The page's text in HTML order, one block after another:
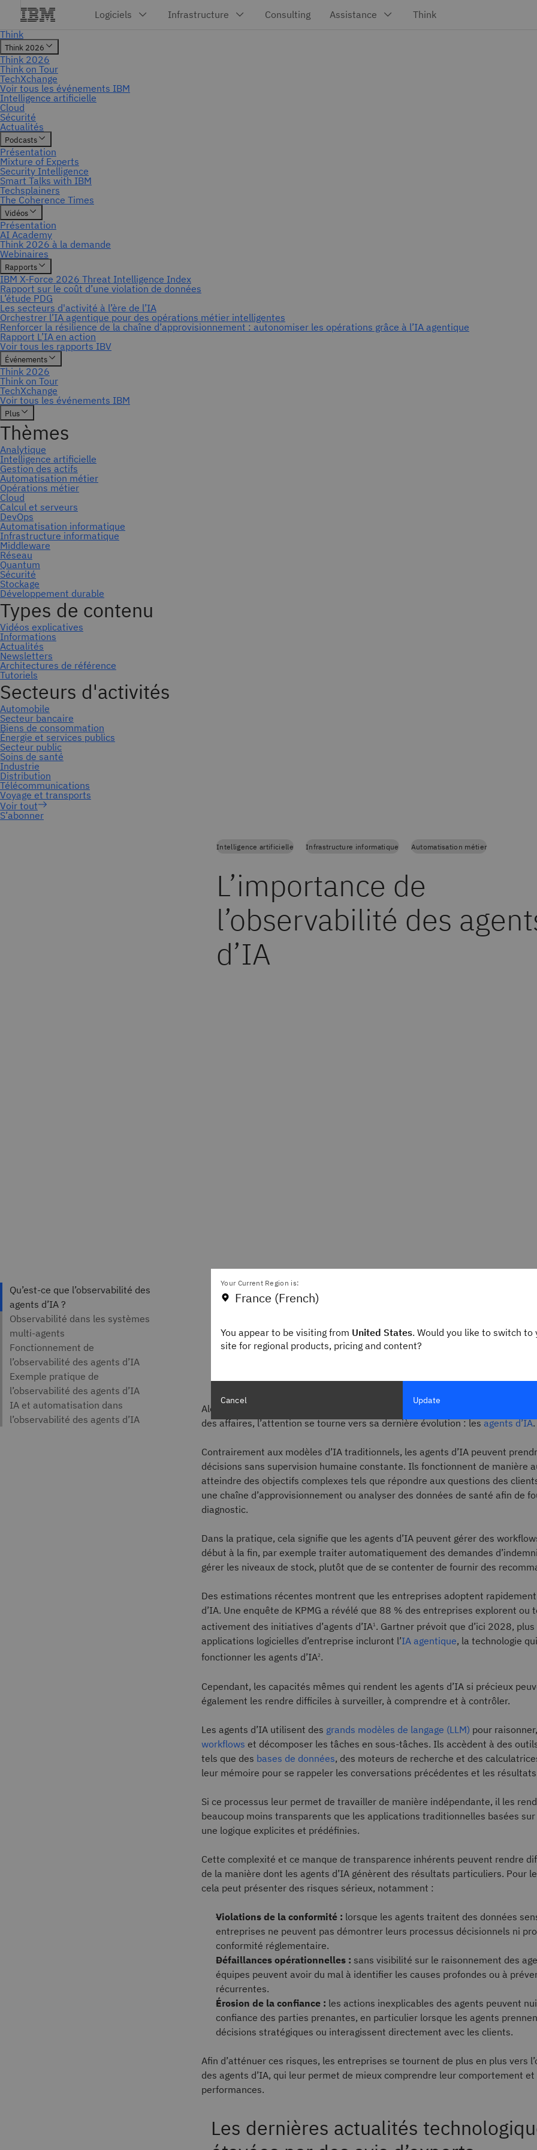
S’abonner
Intelligence artificielle Infrastructure informatique Automatisation métier
L’importance de
l’observabilité des
d’IA
Gregg Lindemulder
Staff Writer
IBM Think
Annie Badman
Alors que l’engouement pour l’ intelligence artificielle (IA)
des affaires, l’attention se tourne vers sa dernière évolution : lesagents d’IA.
Contrairement aux modèles d’IA traditionnels, les agents d’IA peuvent
décisions sans supervision humaine constante. Ils fonctionnent de manière
atteindre des objectifs complexes tels que répondre aux questions des
une chaîne d’approvisionnement ou analyser des données de santé afin de
diagnostic.
Dans la pratique, cela signifie que les agents d’IA peuvent gérer des
début à la fin, par exemple traiter automatiquement des demandes
gérer les niveaux de stock, plutôt que de se contenter de fournir des
Des estimations récentes montrent que les entreprises adoptent
d’IA. Une enquête de KPMG a révélé que 88 % des entreprises explorent ou
activement des initiatives d’agents d’IA1. Gartner prévoit que d’ici 2028, plus
applications logicielles d’entreprise incluront l’IA agentique, la technologie
fonctionner les agents d’IA2 .
Cependant, les capacités mêmes qui rendent les agents d’IA si précieux
également les rendre difficiles à surveiller, à comprendre et à contrôler.
Les agents d’IA utilisent des grands modèles de langage (LLM) pour
workflows et décomposer les tâches en sous-tâches. Ils accèdent à des
tels que des bases de données, des moteurs de recherche et des
leur mémoire pour se rappeler les conversations précédentes et les
Si ce processus leur permet de travailler de manière indépendante, il les
beaucoup moins transparents que les applications traditionnelles basées
une logique explicites et prédéfinies.
Cette complexité et ce manque de transparence inhérents peuvent rendre
de la manière dont les agents d’IA génèrent des résultats particuliers. Pour
cela peut présenter des risques sérieux, notamment :
Violations de la conformité : lorsque les agents traitent des données
entreprises ne peuvent pas démontrer leurs processus décisionnels ni
conformité réglementaire.
Défaillances opérationnelles : sans visibilité sur le raisonnement des
équipes peuvent avoir du mal à identifier les causes profondes ou à
récurrentes.
Érosion de la confiance : les actions inexplicables des agents peuvent
confiance des parties prenantes, en particulier lorsque les agents
décisions stratégiques ou interagissent directement avec les clients.
Afin d’atténuer ces risques, les entreprises se tournent de plus en plus vers
des agents d’IA, qui leur permet de mieux comprendre leur comportement
performances.
Les dernières actualités
Your Current Region is:
France (French)
You appear to be visiting from United States. Would you like to switch to
site for regional products, pricing and content?
Cancel Update